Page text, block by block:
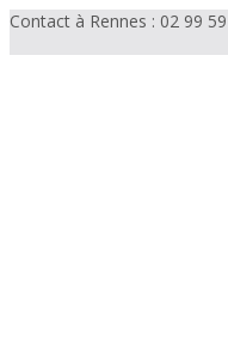
Contact à Rennes : 02 99